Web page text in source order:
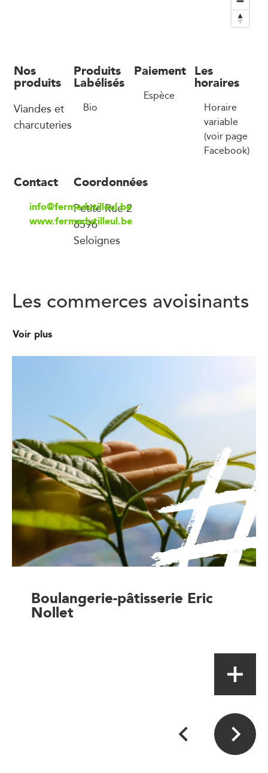
Nos
produits
Viandes et
charcuteries
Produits
Labélisés
Bio
Paiement
Espèce
Les
horaires
Horaire
variable
(voir page
Facebook)
Contact
info@fermedutilleul.be
www.fermedutilleul.be
Coordonnées
Petite Rue 2
6596
Seloignes
Les commerces avoisinants
Voir plus
Boulangerie-pâtisserie Eric
Nollet